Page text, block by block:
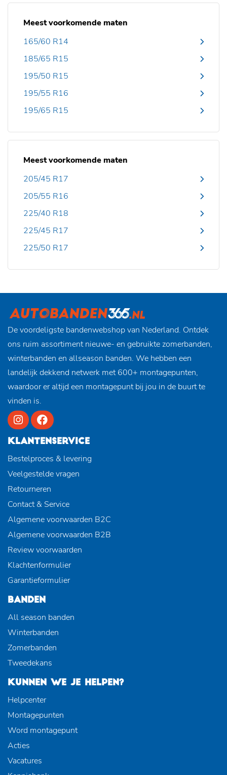
Meest voorkomende maten
165/60 R14
185/65 R15
195/50 R15
195/55 R16
195/65 R15
Meest voorkomende maten
205/45 R17
205/55 R16
225/40 R18
225/45 R17
225/50 R17
De voordeligste bandenwebshop van Nederland. Ontdek
ons ruim assortiment nieuwe- en gebruikte zomerbanden,
winterbanden en allseason banden. We hebben een
landelijk dekkend netwerk met 600+ montagepunten,
waardoor er altijd een montagepunt bij jou in de buurt te
vinden is.
KLANTENSERVICE
Bestelproces & levering
Veelgestelde vragen
Retourneren
Contact & Service
Algemene voorwaarden B2C
Algemene voorwaarden B2B
Review voorwaarden
Klachtenformulier
Garantieformulier
BANDEN
All season banden
Winterbanden
Zomerbanden
Tweedekans
KUNNEN WE JE HELPEN?
Helpcenter
Montagepunten
Word montagepunt
Acties
Vacatures